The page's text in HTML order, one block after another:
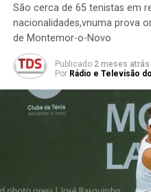
São cerca de 65 tenistas em
nacionalidades,vnuma prova
de Montemor-o-Novo
Publicado 2 meses atrás
Por Rádio e Televisão